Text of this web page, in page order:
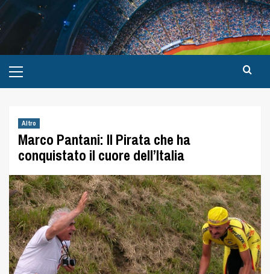
Altro
Marco Pantani: Il Pirata che ha
conquistato il cuore dell’Italia